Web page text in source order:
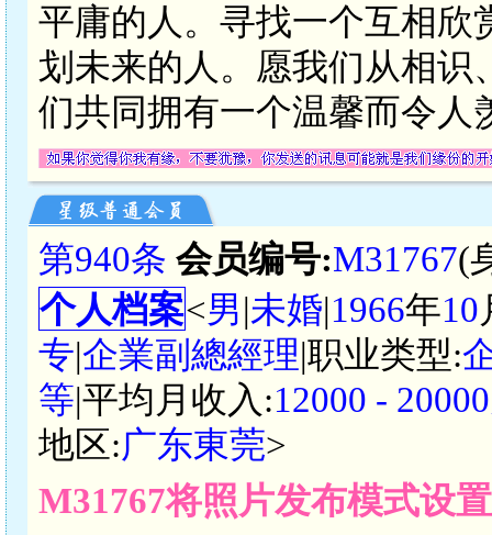
平庸的人。寻找一个互相欣
划未来的人。愿我们从相识
们共同拥有一个温馨而令人
第940条 会员编号:M31767(
个人档案<男|未婚|1966年10
专|企業副總經理|职业类型:
等|平均月收入:12000 -
地区:广东東莞>
M31767将照片发布模式设